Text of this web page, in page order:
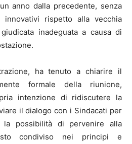
anno dalla precedente, senza
rispetto alla vecchia
inadeguata a causa di
ha tenuto a chiarire il
formale della riunione,
intenzione di ridiscutere la
il dialogo con i Sindacati per
possibilità di pervenire alla
condiviso nei principi e